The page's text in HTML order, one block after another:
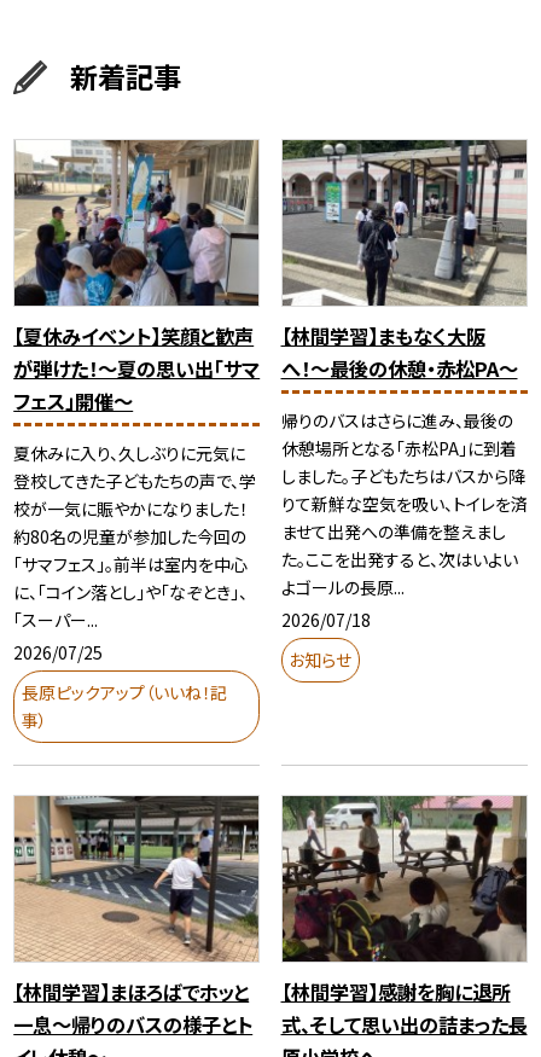
新着記事
【夏休みイベント】笑顔と歓声
が弾けた！〜夏の思い出「サマ
フェス」開催〜
夏休みに入り、久しぶりに元気に
登校してきた子どもたちの声で、学
校が一気に賑やかになりました！
約80名の児童が参加した今回の
「サマフェス」。前半は室内を中心
に、「コイン落とし」や「なぞとき」、
「スーパー...
2026/07/25
長原ピックアップ（いいね！記
事）
【林間学習】まもなく大阪
へ！〜最後の休憩・赤松PA〜
帰りのバスはさらに進み、最後の
休憩場所となる「赤松PA」に到着
しました。子どもたちはバスから降
りて新鮮な空気を吸い、トイレを済
ませて出発への準備を整えまし
た。ここを出発すると、次はいよい
よゴールの長原...
2026/07/18
お知らせ
【林間学習】まほろばでホッと
一息〜帰りのバスの様子とト
【林間学習】感謝を胸に退所
式、そして思い出の詰まった長